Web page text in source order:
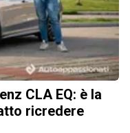
CLA EQ: è la
ricredere